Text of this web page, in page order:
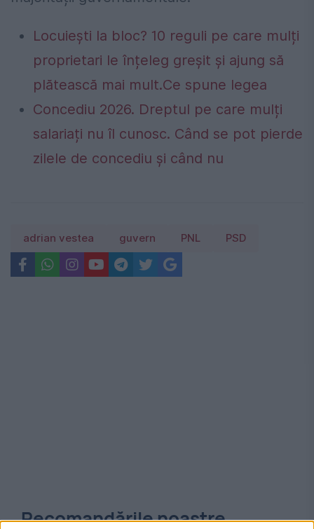
Locuiești la bloc? 10 reguli pe care mulți
proprietari le înțeleg greșit și ajung să
plătească mai mult.Ce spune legea
Concediu 2026. Dreptul pe care mulți
salariați nu îl cunosc. Când se pot pierde
zilele de concediu și când nu
adrian vestea guvern PNL PSD
Recomandările noastre